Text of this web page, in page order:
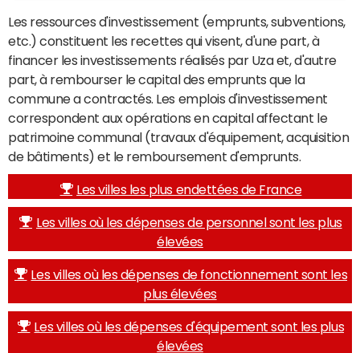
Les ressources d'investissement (emprunts, subventions,
etc.) constituent les recettes qui visent, d'une part, à
financer les investissements réalisés par Uza et, d'autre
part, à rembourser le capital des emprunts que la
commune a contractés. Les emplois d'investissement
correspondent aux opérations en capital affectant le
patrimoine communal (travaux d'équipement, acquisition
de bâtiments) et le remboursement d'emprunts.
Les villes les plus endettées de France
Les villes où les dépenses de personnel sont les plus
élevées
Les villes où les dépenses de fonctionnement sont les
plus élevées
Les villes où les dépenses d'équipement sont les plus
élevées